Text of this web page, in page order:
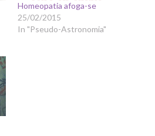
Homeopatia afoga-se
25/02/2015
In "Pseudo-Astronomia"